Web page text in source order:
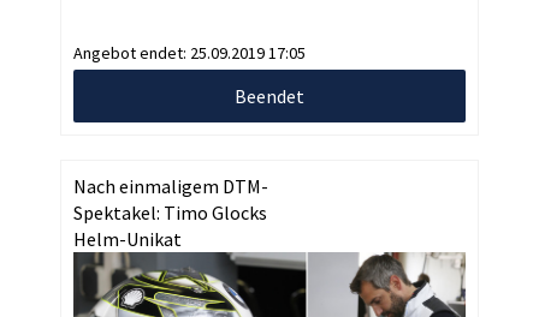
Angebot endet: 25.09.2019 17:05
Beendet
Nach einmaligem DTM-
Spektakel: Timo Glocks
Helm-Unikat